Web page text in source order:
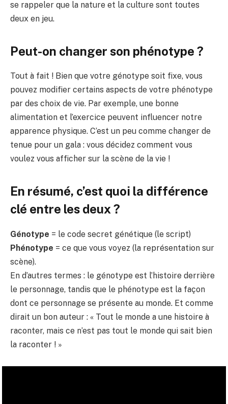
se rappeler que la nature et la culture sont toutes
deux en jeu.
Peut-on changer son phénotype ?
Tout à fait ! Bien que votre génotype soit fixe, vous
pouvez modifier certains aspects de votre phénotype
par des choix de vie. Par exemple, une bonne
alimentation et l’exercice peuvent influencer notre
apparence physique. C’est un peu comme changer de
tenue pour un gala : vous décidez comment vous
voulez vous afficher sur la scène de la vie !
En résumé, c’est quoi la différence
clé entre les deux ?
Génotype = le code secret génétique (le script)
Phénotype = ce que vous voyez (la représentation sur
scène).
En d’autres termes : le génotype est l’histoire derrière
le personnage, tandis que le phénotype est la façon
dont ce personnage se présente au monde. Et comme
dirait un bon auteur : « Tout le monde a une histoire à
raconter, mais ce n’est pas tout le monde qui sait bien
la raconter ! »